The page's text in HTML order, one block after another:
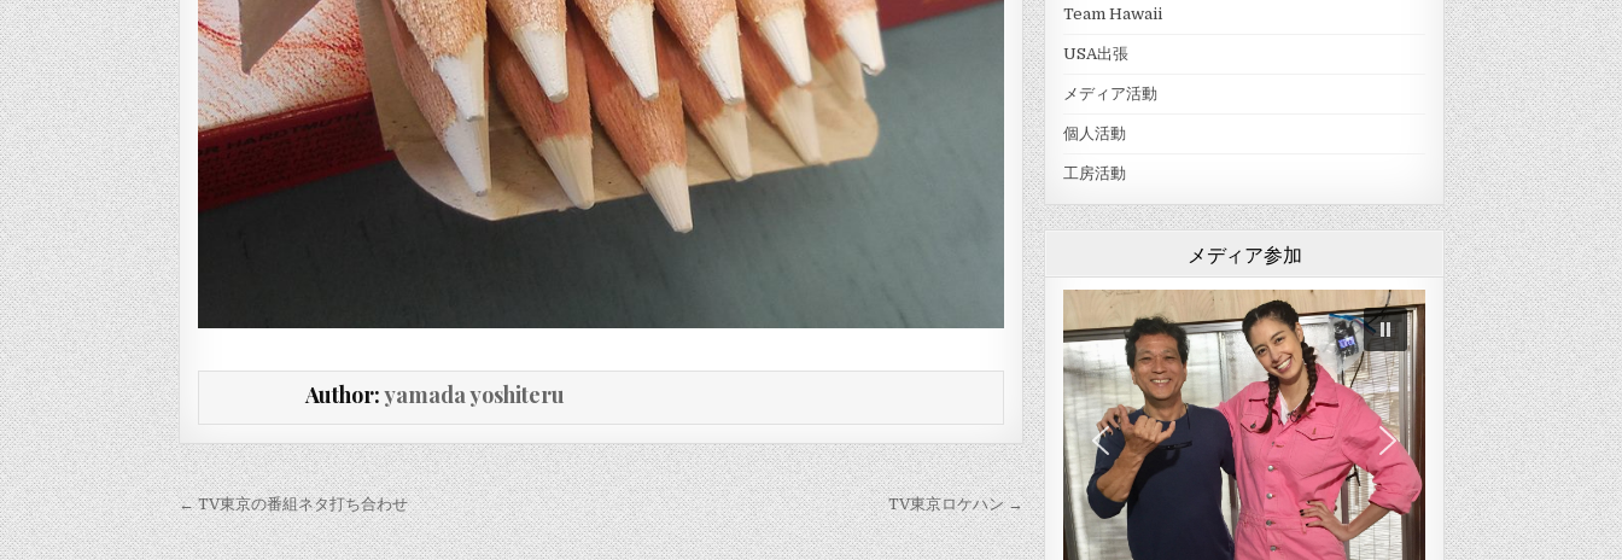
Author:yamada yoshiteru
投稿ナビゲーション
← TV東京の番組ネタ打ち合わせ TV東京ロケハン →
Team Hawaii
USA出張
メディア活動
個人活動
工房活動
メディア参加